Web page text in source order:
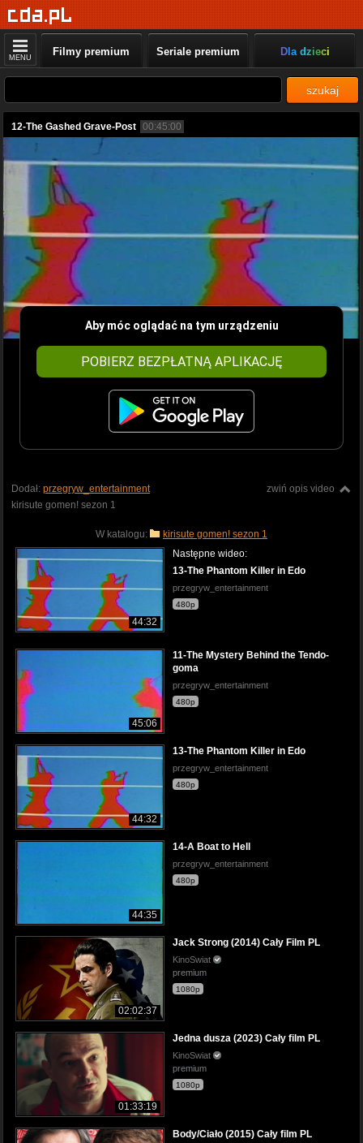
MENU Filmy premium Seriale premium Dla dzieci
szukaj
12-The Gashed Grave-Post 00:45:00
Aby móc oglądać na tym urządzeniu
POBIERZ BEZPŁATNĄ APLIKACJĘ
zwiń opis video
Dodał: przegryw_entertainment
kirisute gomen! sezon 1
W katalogu: kirisute gomen! sezon 1
44:32
Następne wideo:
13-The Phantom Killer in Edo
przegryw_entertainment
480p
45:06
11-The Mystery Behind the Tendo-
goma
przegryw_entertainment
480p
44:32
13-The Phantom Killer in Edo
przegryw_entertainment
480p
44:35
14-A Boat to Hell
przegryw_entertainment
480p
02:02:37
Jack Strong (2014) Cały Film PL
KinoSwiat
premium
1080p
01:33:19
Jedna dusza (2023) Cały film PL
KinoSwiat
premium
1080p
Body/Ciało (2015) Cały film PL